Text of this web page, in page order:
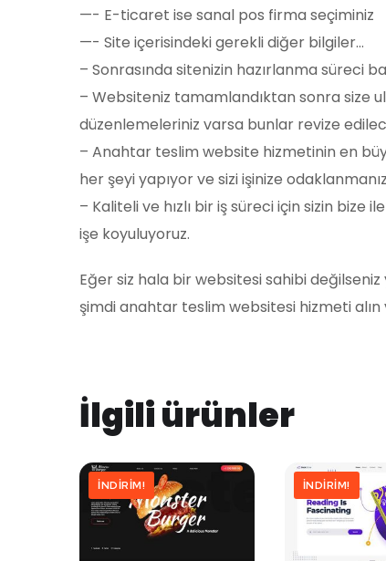
—- E-ticaret ise sanal pos firma seçiminiz
—- Site içerisindeki gerekli diğer bilgiler…
– Sonrasında sitenizin hazırlanma süreci
– Websiteniz tamamlandıktan sonra size
düzenlemeleriniz varsa bunlar revize
– Anahtar teslim website hizmetinin en
her şeyi yapıyor ve sizi işinize
– Kaliteli ve hızlı bir iş süreci için sizin bize
işe koyuluyoruz.
Eğer siz hala bir websitesi sahibi
şimdi anahtar teslim websitesi hizmeti alın
İlgili ürünler
İNDIRIM! İNDIRIM!